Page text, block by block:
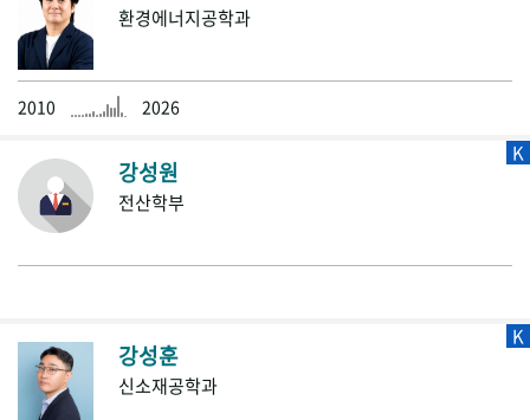
환경에너지공학과
2010 2026
강성원
전산학부
K
강성훈
신소재공학과
K